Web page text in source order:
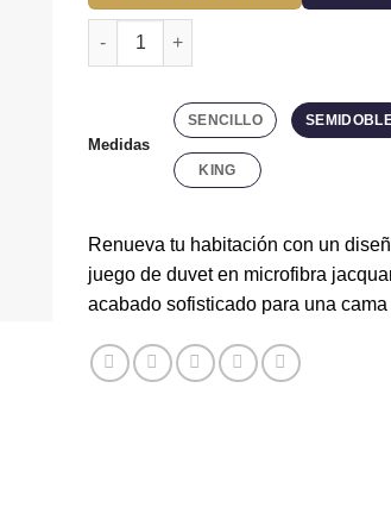
Medidas
SENCILLO
KING
Juego de Duvet Jacquard Líneas
Renueva tu habitación con un
juego de duvet en microfibra
acabado sofisticado para una